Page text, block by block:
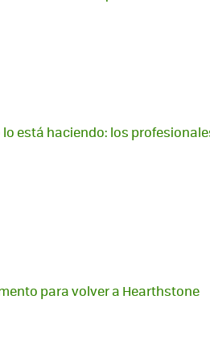
lo está haciendo: los
para volver a Hearthstone